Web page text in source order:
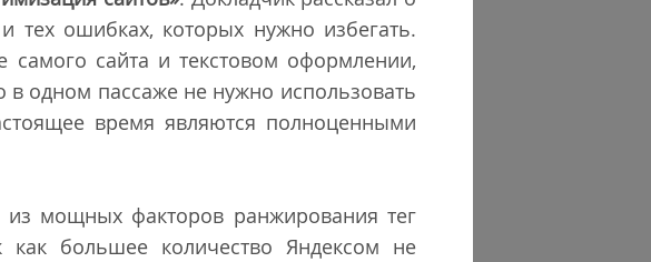
тех ошибках, которых нужно избегать.
самого сайта и текстовом оформлении,
одном пассаже не нужно использовать
время являются полноценными
из мощных факторов ранжирования тег
большее количество Яндексом не